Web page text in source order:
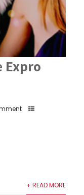
Expro
+ READ MORE